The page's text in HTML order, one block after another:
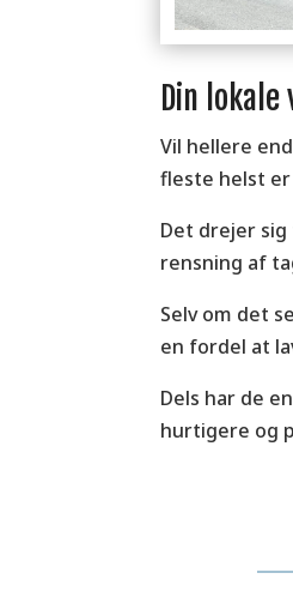
Din lokale
Vil hellere
fleste helst
Det drejer
rensning af
Selv om det
en fordel at
Dels har de
hurtigere og